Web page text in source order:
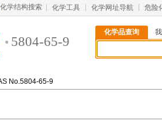
化学结构搜索 化学工具 化学网址导航 危险
5804-65-9
化学品查询
No.5804-65-9